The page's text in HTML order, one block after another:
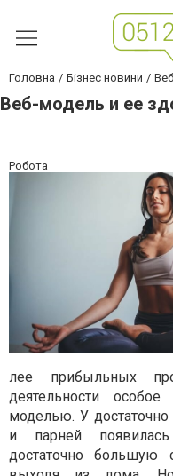
Головна Бізнес новини
Веб-модель и ее
Робота
лее прибыльных
деятельности
моделью. У
и парней появилась
достаточно